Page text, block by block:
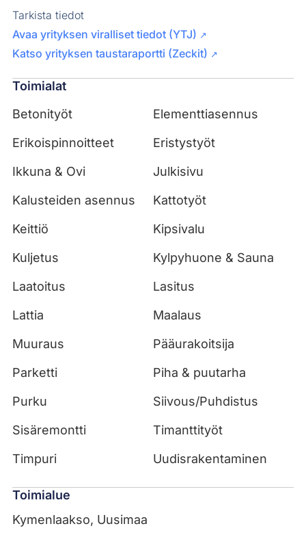
Tarkista tiedot
Avaa yrityksen viralliset tiedot (YTJ) ↗
Katso yrityksen taustaraportti (Zeckit) ↗
Toimialat
Betonityöt
Elementtiasennus
Erikoispinnoitteet
Eristystyöt
Ikkuna & Ovi
Julkisivu
Kalusteiden asennus
Kattotyöt
Keittiö
Kipsivalu
Kuljetus
Kylpyhuone & Sauna
Laatoitus
Lasitus
Lattia
Maalaus
Muuraus
Pääurakoitsija
Parketti
Piha & puutarha
Purku
Siivous/Puhdistus
Sisäremontti
Timanttityöt
Timpuri
Uudisrakentaminen
Toimialue
Kymenlaakso, Uusimaa